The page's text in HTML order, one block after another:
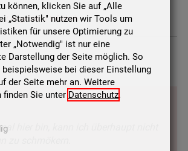
/Angebote/ Infothek
hier bin, kann ich überhaupt nicht
können, klicken Sie auf „Alle
„Statistik" nutzen wir Tools um
für unsere Optimierung zu
„Notwendig" ist nur eine
Darstellung der Seite möglich. So
beispielsweise bei dieser Einstellung
der Seite mehr an. Weitere
Sie unter Datenschutz.